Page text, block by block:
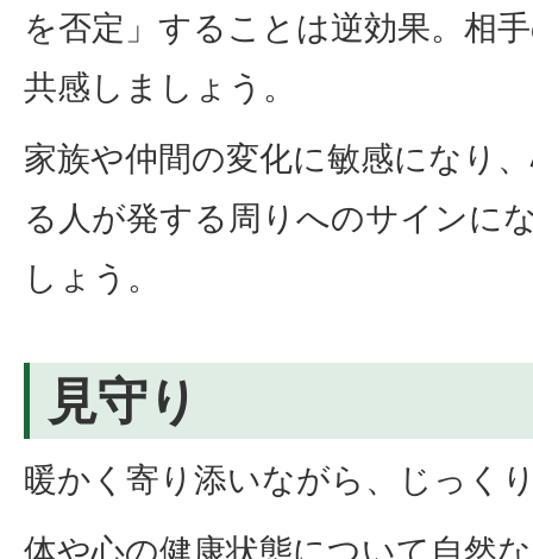
を否定」することは逆効果。相
共感しましょう。
家族や仲間の変化に敏感になり
る人が発する周りへのサインに
しょう。
見守り
暖かく寄り添いながら、じっく
体や心の健康状態について自然